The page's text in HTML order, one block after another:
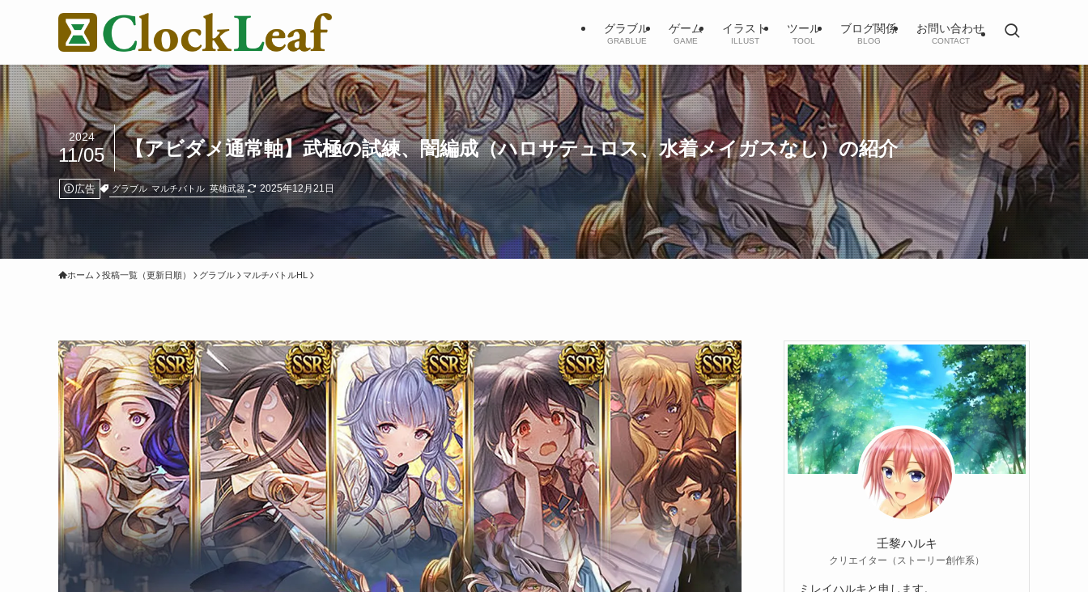
グラブル
GRABLUE
ゲーム
GAME
イラスト
ILLUST
ツール
TOOL
ブログ関係
BLOG
お問い合わせ
CONTACT
【アビダメ通常軸】武極の試練、闇編成（ハロサテュロス、水着メイガスなし）の紹介
2024
11/05
広告 グラブル マルチバトル 英雄武器 2025年12月21日
ホーム 投稿一覧（更新日順） グラブル マルチバトルHL
壬黎ハルキ
クリエイター（ストーリー創作系）
ミレイハルキと申します。